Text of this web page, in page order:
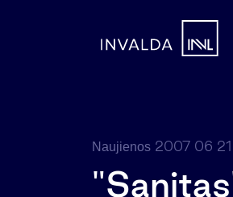
Naujienos 2007 06 21